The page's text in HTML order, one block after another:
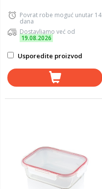
Povrat robe moguć unutar 14
dana
Dostavljamo već od
19.08.2026
Usporedite proizvod